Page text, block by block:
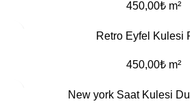
450,00₺ m²
Retro Eyfel Kulesi
450,00₺ m²
New york Saat Kulesi